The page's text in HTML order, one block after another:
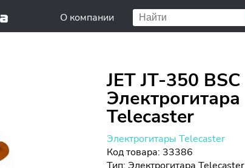
О компании
JET JT-350 BSC
Электрогитара
Telecaster
Электрогитары Telecaster
Код товара: 33386